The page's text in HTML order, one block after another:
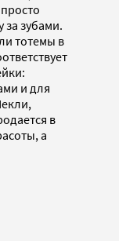
за зубами.
тотемы в
и для
в
а